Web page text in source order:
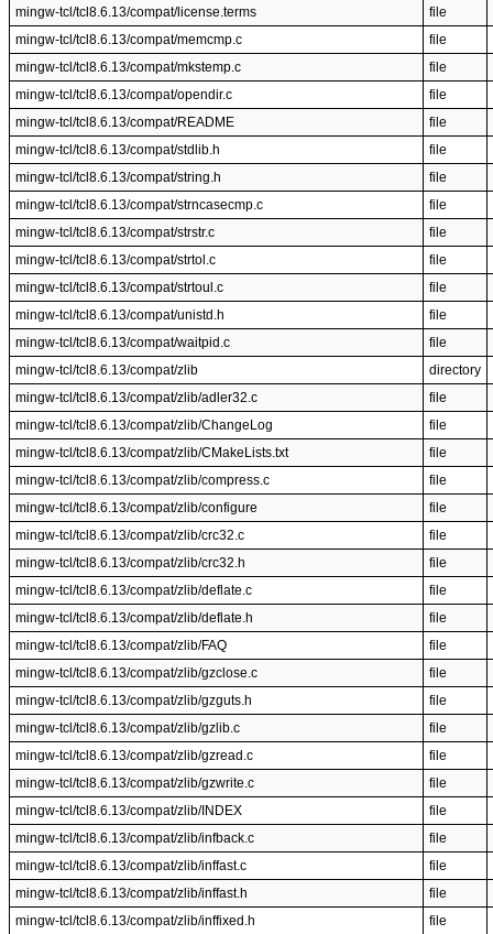
mingw-tcl/tcl8.6.13/compat/license.terms
file
mingw-tcl/tcl8.6.13/compat/memcmp.c
file
mingw-tcl/tcl8.6.13/compat/mkstemp.c
file
mingw-tcl/tcl8.6.13/compat/opendir.c
file
mingw-tcl/tcl8.6.13/compat/README
file
mingw-tcl/tcl8.6.13/compat/stdlib.h
file
mingw-tcl/tcl8.6.13/compat/string.h
file
mingw-tcl/tcl8.6.13/compat/strncasecmp.c
file
mingw-tcl/tcl8.6.13/compat/strstr.c
file
mingw-tcl/tcl8.6.13/compat/strtol.c
file
mingw-tcl/tcl8.6.13/compat/strtoul.c
file
mingw-tcl/tcl8.6.13/compat/unistd.h
file
mingw-tcl/tcl8.6.13/compat/waitpid.c
file
mingw-tcl/tcl8.6.13/compat/zlib
directory
mingw-tcl/tcl8.6.13/compat/zlib/adler32.c
file
mingw-tcl/tcl8.6.13/compat/zlib/ChangeLog
file
mingw-tcl/tcl8.6.13/compat/zlib/CMakeLists.txt
file
mingw-tcl/tcl8.6.13/compat/zlib/compress.c
file
mingw-tcl/tcl8.6.13/compat/zlib/configure
file
mingw-tcl/tcl8.6.13/compat/zlib/crc32.c
file
mingw-tcl/tcl8.6.13/compat/zlib/crc32.h
file
mingw-tcl/tcl8.6.13/compat/zlib/deflate.c
file
mingw-tcl/tcl8.6.13/compat/zlib/deflate.h
file
mingw-tcl/tcl8.6.13/compat/zlib/FAQ
file
mingw-tcl/tcl8.6.13/compat/zlib/gzclose.c
file
mingw-tcl/tcl8.6.13/compat/zlib/gzguts.h
file
mingw-tcl/tcl8.6.13/compat/zlib/gzlib.c
file
mingw-tcl/tcl8.6.13/compat/zlib/gzread.c
file
mingw-tcl/tcl8.6.13/compat/zlib/gzwrite.c
file
mingw-tcl/tcl8.6.13/compat/zlib/INDEX
file
mingw-tcl/tcl8.6.13/compat/zlib/infback.c
file
mingw-tcl/tcl8.6.13/compat/zlib/inffast.c
file
mingw-tcl/tcl8.6.13/compat/zlib/inffast.h
file
mingw-tcl/tcl8.6.13/compat/zlib/inffixed.h
file